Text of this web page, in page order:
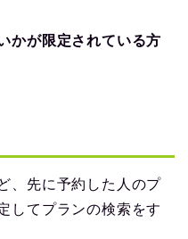
かが限定されている方
、先に予約した人のプ
してプランの検索をす